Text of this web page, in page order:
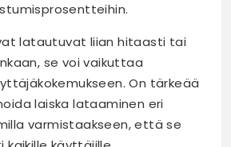
latautuvat liian hitaasti tai
se voi vaikuttaa
On tärkeää
laiska lataaminen eri
varmistaakseen, että se